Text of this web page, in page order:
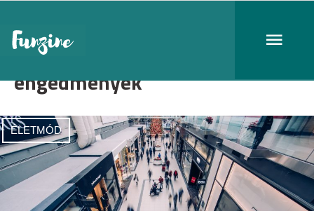
engedmények
ÉLETMÓD